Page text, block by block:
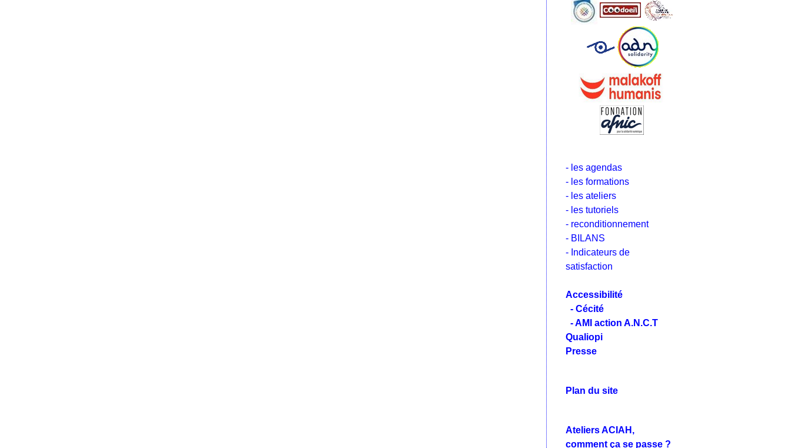
- les agendas
- les formations
- les ateliers
- les tutoriels
- reconditionnement
- BILANS
- Indicateurs de
satisfaction
Accessibilité
- Cécité
- AMI action A.N.C.T
Qualiopi
Presse
Plan du site
Ateliers ACIAH,
comment ça se passe ?